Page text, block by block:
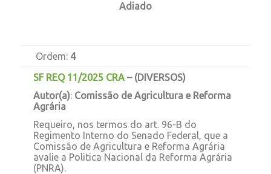
Adiado
Ordem: 4
SF REQ 11/2025 CRA – (DIVERSOS)
Autor(a): Comissão de Agricultura e Reforma
Agrária
Requeiro, nos termos do art. 96-B do
Regimento Interno do Senado Federal, que a
Comissão de Agricultura e Reforma Agrária
avalie a Politica Nacional da Reforma Agrária
(PNRA).